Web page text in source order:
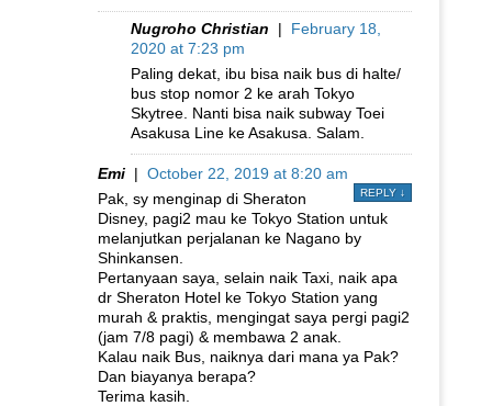
Nugroho Christian | February 18,
2020 at 7:23 pm
Paling dekat, ibu bisa naik bus di halte/
bus stop nomor 2 ke arah Tokyo
Skytree. Nanti bisa naik subway Toei
Asakusa Line ke Asakusa. Salam.
Emi | October 22, 2019 at 8:20 am
REPLY ↓
Pak, sy menginap di Sheraton
Disney, pagi2 mau ke Tokyo Station untuk
melanjutkan perjalanan ke Nagano by
Shinkansen.
Pertanyaan saya, selain naik Taxi, naik apa
dr Sheraton Hotel ke Tokyo Station yang
murah & praktis, mengingat saya pergi pagi2
(jam 7/8 pagi) & membawa 2 anak.
Kalau naik Bus, naiknya dari mana ya Pak?
Dan biayanya berapa?
Terima kasih.